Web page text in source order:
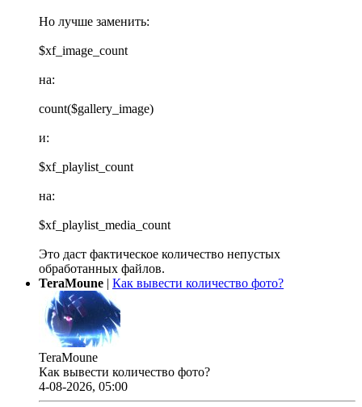
Но лучше заменить:
$xf_image_count
на:
count($gallery_image)
и:
$xf_playlist_count
на:
$xf_playlist_media_count
Это даст фактическое количество непустых
обработанных файлов.
TeraMoune | Как вывести количество фото?
TeraMoune
Как вывести количество фото?
4-08-2026, 05:00